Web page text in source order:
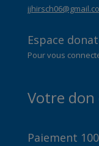
Espace
Pour vous
Votre don
Paiement